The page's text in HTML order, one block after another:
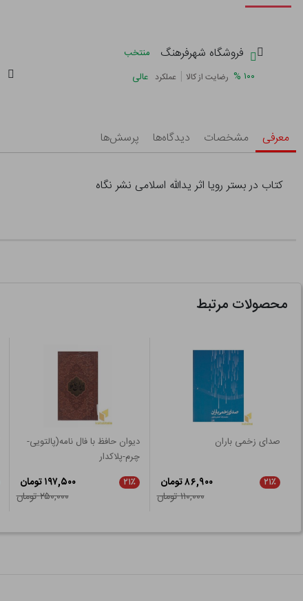
فروشگاه شهرفرهنگ
منتخب
۱۰۰ % رضایت از کالا | عملکرد عالی
معرفی مشخصات دیدگاه‌ها پرسش‌ها
کتاب در بستر رویا اثر یدالله اسلامی نشر نگاه
محصولات مرتبط
صدای زخمی باران
۲۱٪
۸۶,۹۰۰ تومان
۱۱۰,۰۰۰ تومان
دیوان حافظ با فال نامه(پالتویی-
چرم-پلاکدار
۲۱٪
۱۹۷,۵۰۰ تومان
۲۵۰,۰۰۰ تومان